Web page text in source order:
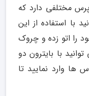
پرس مختلفی دارد که
با استفاده از این
را اتو زده و چروک
با بایترون دو
ها وارد نمایید تا